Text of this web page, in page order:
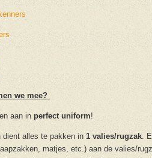
we mee?
aan in perfect uniform!​
dient alles te pakken in 1 valies/rugzak .
matjes, etc.) aan de valies/